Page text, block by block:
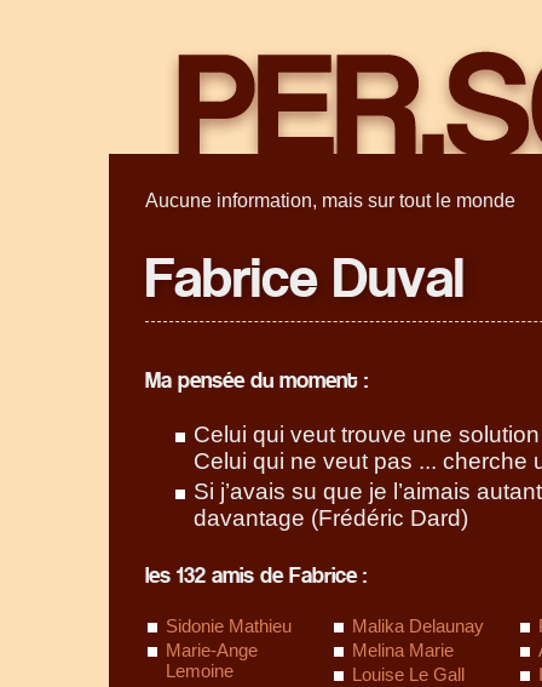
Aucune information, mais sur tout le monde
Fabrice Duval
Ma pensée du moment :
Celui qui veut trouve une solution
Celui qui ne veut pas ... cherche
Si j’avais su que je l’aimais
davantage (Frédéric Dard)
les 132 amis de Fabrice :
Sidonie Mathieu Malika Delaunay
Marie-Ange
Lemoine
Melina Marie
Louise Le Gall